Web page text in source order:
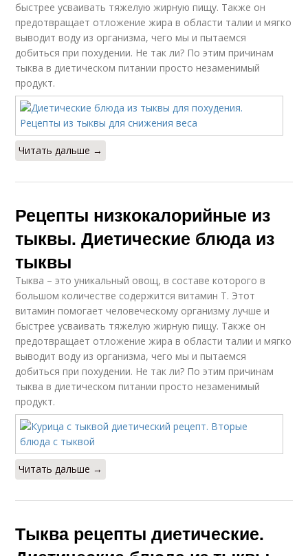
быстрее усваивать тяжелую жирную пищу. Также он
предотвращает отложение жира в области талии и мягко
выводит воду из организма, чего мы и пытаемся
добиться при похудении. Не так ли? По этим причинам
тыква в диетическом питании просто незаменимый
продукт.
Читать дальше →
Рецепты низкокалорийные из
тыквы. Диетические блюда из
тыквы
Тыква – это уникальный овощ, в составе которого в
большом количестве содержится витамин Т. Этот
витамин помогает человеческому организму лучше и
быстрее усваивать тяжелую жирную пищу. Также он
предотвращает отложение жира в области талии и мягко
выводит воду из организма, чего мы и пытаемся
добиться при похудении. Не так ли? По этим причинам
тыква в диетическом питании просто незаменимый
продукт.
Читать дальше →
Тыква рецепты диетические.